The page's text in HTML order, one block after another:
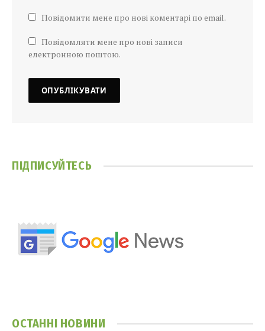
Повідомити мене про нові коментарі по email.
Повідомляти мене про нові записи
електронною поштою.
ПІДПИСУЙТЕСЬ
ОСТАННІ НОВИНИ